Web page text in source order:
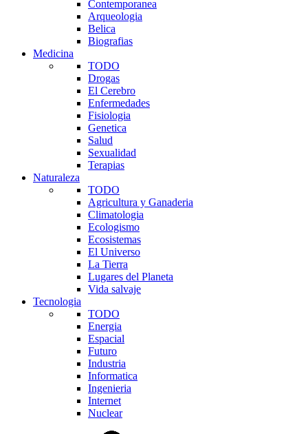
Contemporanea
Arqueologia
Belica
Biografias
Medicina
TODO
Drogas
El Cerebro
Enfermedades
Fisiologia
Genetica
Salud
Sexualidad
Terapias
Naturaleza
TODO
Agricultura y Ganaderia
Climatologia
Ecologismo
Ecosistemas
El Universo
La Tierra
Lugares del Planeta
Vida salvaje
Tecnologia
TODO
Energia
Espacial
Futuro
Industria
Informatica
Ingenieria
Internet
Nuclear